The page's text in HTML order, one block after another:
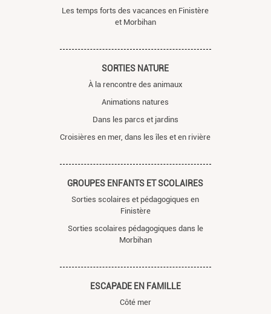
Les temps forts des vacances en Finistère
et Morbihan
SORTIES NATURE
À la rencontre des animaux
Animations natures
Dans les parcs et jardins
Croisières en mer, dans les îles et en rivière
GROUPES ENFANTS ET SCOLAIRES
Sorties scolaires et pédagogiques en
Finistère
Sorties scolaires pédagogiques dans le
Morbihan
ESCAPADE EN FAMILLE
Côté mer